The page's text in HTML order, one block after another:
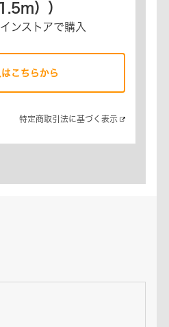
））
ンストアで購入
こちらから
特定商取引法に基づく表示​